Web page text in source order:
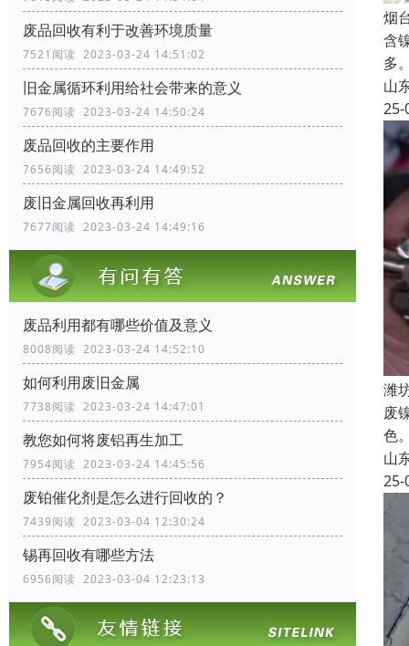
废品回收有利于改善环境质量
7521阅读 2023-03-24 14:51:02
旧金属循环利用给社会带来的意义
7676阅读 2023-03-24 14:50:24
废品回收的主要作用
7656阅读 2023-03-24 14:49:52
废旧金属回收再利用
7677阅读 2023-03-24 14:49:16
废品利用都有哪些价值及意义
8008阅读 2023-03-24 14:52:10
如何利用废旧金属
7738阅读 2023-03-24 14:47:01
教您如何将废铝再生加工
7954阅读 2023-03-24 14:45:56
废铂催化剂是怎么进行回收的？
7439阅读 2023-03-04 12:30:24
锡再回收有哪些方法
6956阅读 2023-03-04 12:23:13
烟
含
多
山
25-
潍
废
色
山
25-